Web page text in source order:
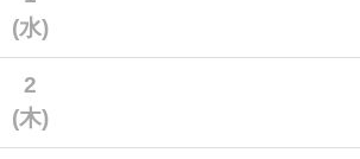
(水)
2
(木)